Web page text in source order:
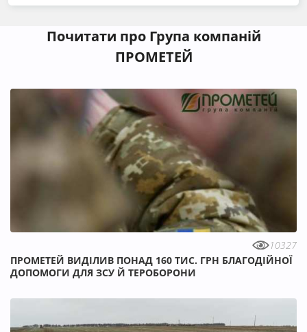
Почитати про Група компаній
ПРОМЕТЕЙ
10327
ПРОМЕТЕЙ ВИДІЛИВ ПОНАД 160 ТИС. ГРН БЛАГОДІЙНОЇ
ДОПОМОГИ ДЛЯ ЗСУ Й ТЕРОБОРОНИ